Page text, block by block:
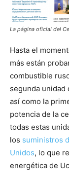
La página oficial del
Hasta el
más están
combustible
segunda unidad
así como la
potencia de la
todas estas
los suministros
Unidos, lo que
energética de